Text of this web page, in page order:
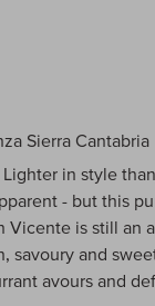
Sierra Cantabria
in style
- but this
Vicente is still an
savoury and
avours and